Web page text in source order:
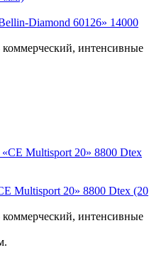
Diamond 60126» 14000
коммерческий, интенсивные
Multisport 20» 8800 Dtex (20
коммерческий, интенсивные